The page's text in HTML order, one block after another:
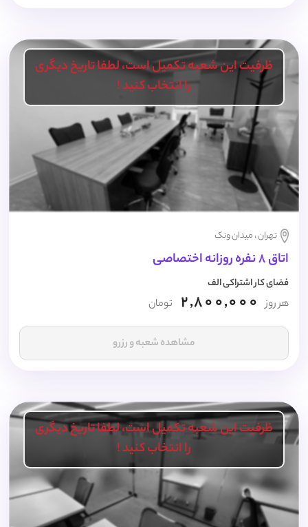
ظرفیت این شعبه تکمیل است، لطفا تاریخ دیگری
را انتخاب کنید !
تهران ، میدان ونک
اتاق 8 نفره روزانه اختصاصی
فضای کار اشتراکی الف
هر روز 2,800,000 تومان
مشاهده شعبه و رزرو
ظرفیت این شعبه تکمیل است، لطفا تاریخ دیگری
را انتخاب کنید !